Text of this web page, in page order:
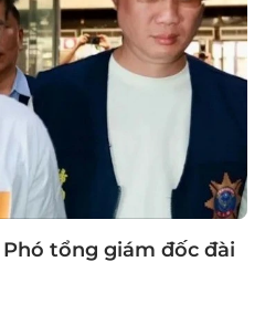
tổng giám đốc đài